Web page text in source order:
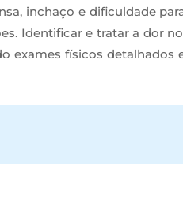
inchaço e dificuldade
Identificar e tratar a dor
exames físicos detalhados